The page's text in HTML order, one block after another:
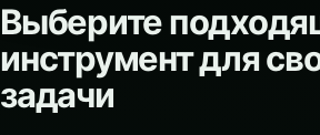
Выберите
инструмент для
задачи